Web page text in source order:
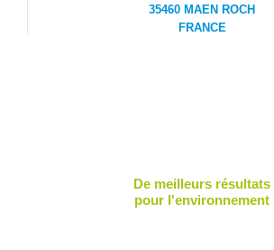
35460 MAEN ROCH
FRANCE
De meilleurs résultats
pour l'environnement